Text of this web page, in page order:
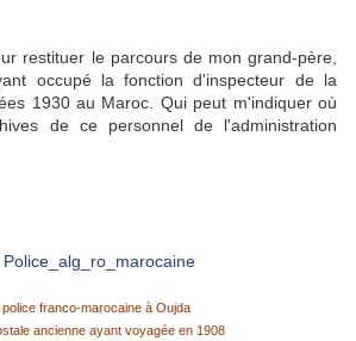
restituer le parcours de mon grand-père,
occupé la fonction d'inspecteur de la
1930 au Maroc. Qui peut m'indiquer où
de ce personnel de l'administration
police franco-marocaine à Oujda
ancienne ayant voyagée en 1908